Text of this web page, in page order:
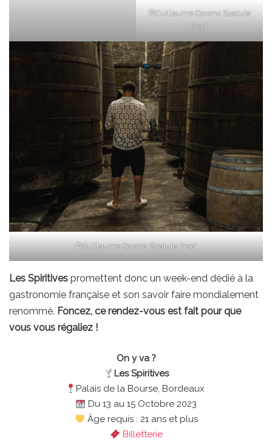
©Guillaume Corona Spatule
Prod
©Guillaume Corona Spatule Prod
Les Spiritives promettent donc un week-end dédié à la
gastronomie française et son savoir faire mondialement
renommé. Foncez, ce rendez-vous est fait pour que
vous vous régaliez !
On y va ?
Les Spiritives
Palais de la Bourse, Bordeaux
Du 13 au 15 Octobre 2023
Âge requis : 21 ans et plus
Billetterie